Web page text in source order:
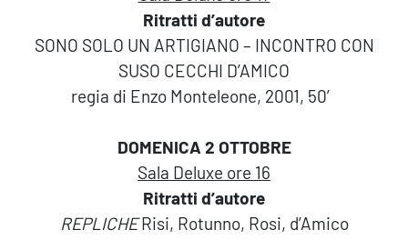
Ritratti d’autore
SONO SOLO UN ARTIGIANO – INCONTRO CON
SUSO CECCHI D’AMICO
regia di Enzo Monteleone, 2001, 50′
DOMENICA 2 OTTOBRE
Sala Deluxe ore 16
Ritratti d’autore
REPLICHERisi, Rotunno, Rosi, d’Amico